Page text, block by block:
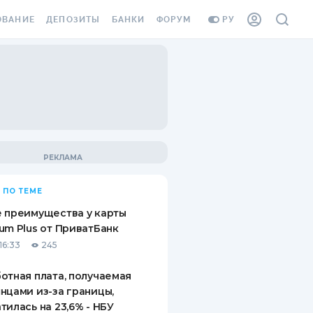
РУ
ВИНЬЕТКА
СОТРУДНИКОВ
ОТ
СЛУЧАЕВ
ДЕПОЗИТЫ
ВОПРОСЫ И ОТВЕТЫ
ПУТЕВОДИТЕЛИ ПО
БАНКИ ФОРУМ
ПО ТЕМЕ
преимущества у карты
Plus от ПриватБанк
245
плата, получаемая
из-за границы,
на 23,6% - НБУ